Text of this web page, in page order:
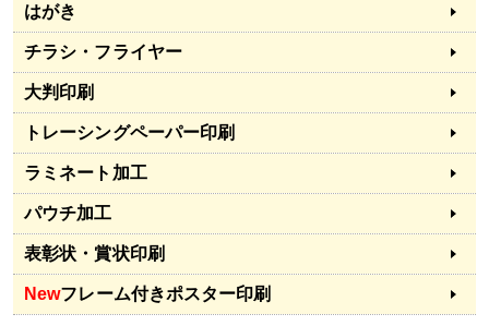
はがき
チラシ・フライヤー
大判印刷
トレーシングペーパー印刷
ラミネート加工
パウチ加工
表彰状・賞状印刷
Newフレーム付きポスター印刷